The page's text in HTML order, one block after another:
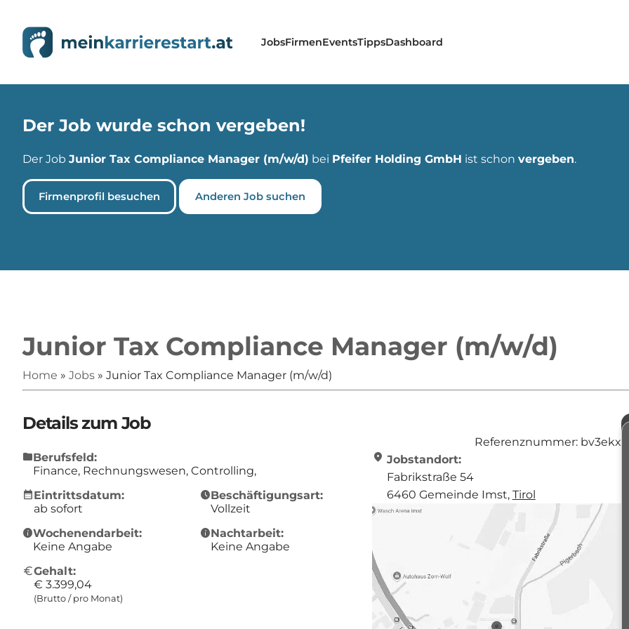
JobsFirmenEventsTippsDashboard
Der Job wurde schon vergeben!
Der Job Junior Tax Compliance Manager (m/w/d) bei Pfeifer Holding GmbH ist schon vergeben.
Firmenprofil besuchen Anderen Job suchen
Junior Tax Compliance Manager (m/w/d)
Home » Jobs » Junior Tax Compliance Manager (m/w/d)
Details zum Job
Referenznummer: bv3ekx
folderBerufsfeld:
Finance, Rechnungswesen, Controlling,
calendar_monthEintrittsdatum:
ab sofort
scheduleBeschäftigungsart:
Vollzeit
infoWochenendarbeit:
Keine Angabe
infoNachtarbeit:
Keine Angabe
EuroGehalt:
€ 3.399,04
(Brutto / pro Monat)
location_on Jobstandort:
Fabrikstraße 54
6460 Gemeinde Imst, Tirol